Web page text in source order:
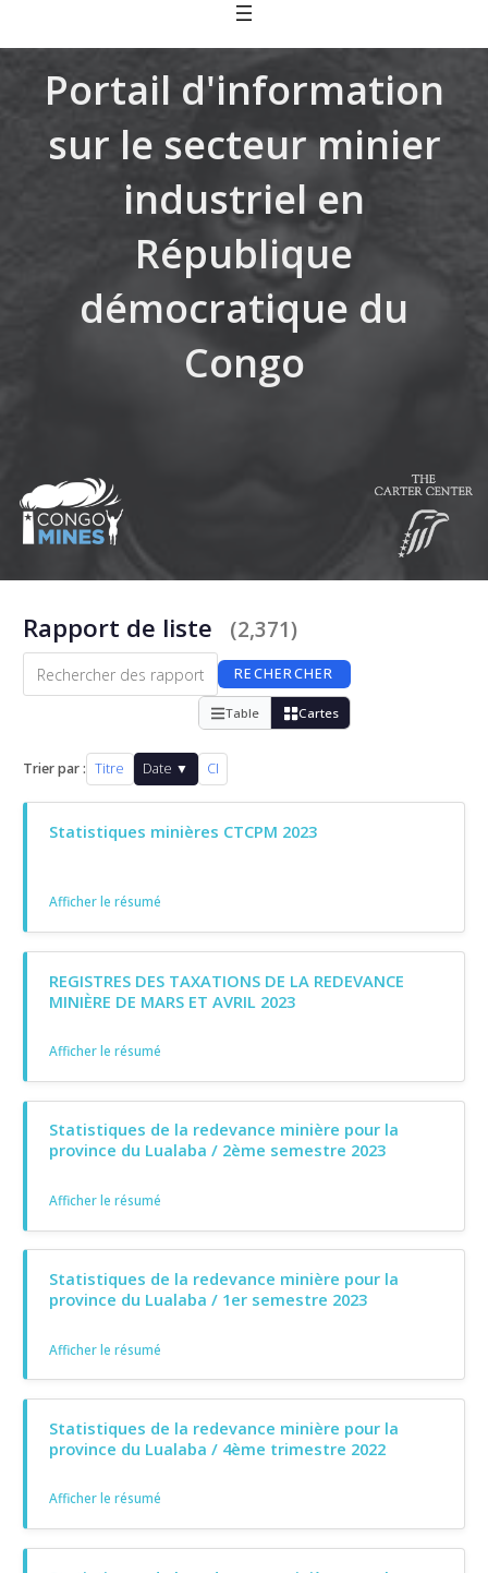
Portail d'information
sur le secteur minier
industriel en
République
démocratique du
Congo
Rapport de liste (2,371)
RECHERCHER
Table Cartes
Trier par : Titre Date ▼ CI
Statistiques minières CTCPM 2023
Afficher le résumé
REGISTRES DES TAXATIONS DE LA REDEVANCE
MINIÈRE DE MARS ET AVRIL 2023
Afficher le résumé
Statistiques de la redevance minière pour la
province du Lualaba / 2ème semestre 2023
Afficher le résumé
Statistiques de la redevance minière pour la
province du Lualaba / 1er semestre 2023
Afficher le résumé
Statistiques de la redevance minière pour la
province du Lualaba / 4ème trimestre 2022
Afficher le résumé